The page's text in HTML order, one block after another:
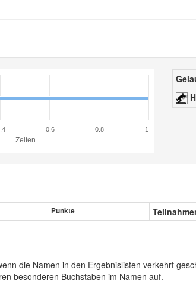
Zeiten
0.6 0.8 1
Punkte
die Namen in den Ergebnislisten verkehrt
besonderen Buchstaben im Namen auf.